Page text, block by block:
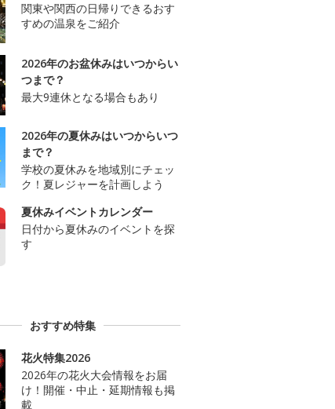
関東や関西の日帰りできるおす
すめの温泉をご紹介
2026年のお盆休みはいつからい
つまで？
最大9連休となる場合もあり
2026年の夏休みはいつからいつ
まで？
学校の夏休みを地域別にチェッ
ク！夏レジャーを計画しよう
夏休みイベントカレンダー
日付から夏休みのイベントを探
す
おすすめ特集
花火特集2026
2026年の花火大会情報をお届
け！開催・中止・延期情報も掲
載